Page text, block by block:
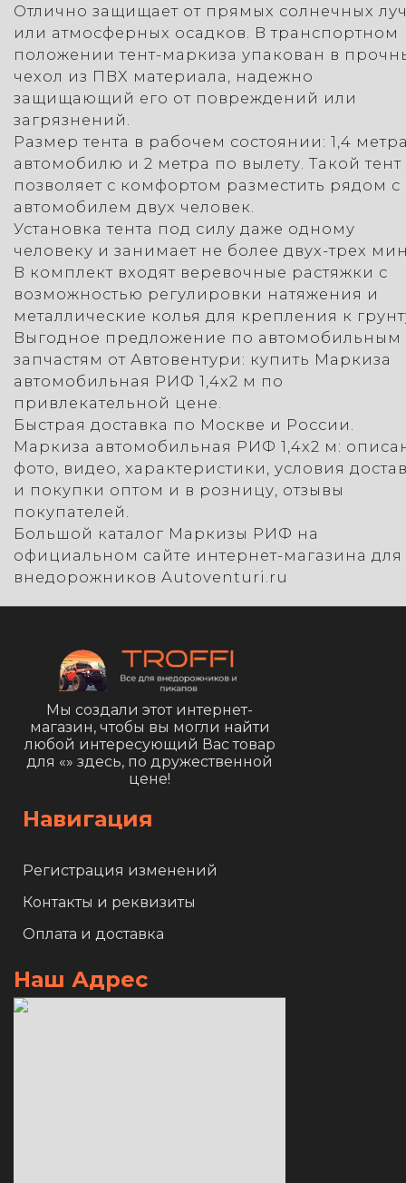
Отлично защищает от прямых солнечных
или атмосферных осадков. В транспортном
положении тент-маркиза упакован в
чехол из ПВХ материала, надежно
защищающий его от повреждений или
загрязнений.
Размер тента в рабочем состоянии: 1,4
автомобилю и 2 метра по вылету. Такой тент
позволяет с комфортом разместить рядом с
автомобилем двух человек.
Установка тента под силу даже одному
человеку и занимает не более двух-трех
В комплект входят веревочные растяжки с
возможностью регулировки натяжения и
металлические колья для крепления к
Выгодное предложение по автомобильным
запчастям от Автовентури: купить Маркиза
автомобильная РИФ 1,4х2 м по
привлекательной цене.
Быстрая доставка по Москве и России.
Маркиза автомобильная РИФ 1,4х2 м:
фото, видео, характеристики, условия
и покупки оптом и в розницу, отзывы
покупателей.
Большой каталог Маркизы РИФ на
официальном сайте интернет-магазина для
внедорожников Autoventuri.ru
Мы создали этот интернет-
магазин, чтобы вы могли найти
любой интересующий Вас товар
для «» здесь, по дружественной
цене!
Навигация
Регистрация изменений
Контакты и реквизиты
Оплата и доставка
Наш Адрес